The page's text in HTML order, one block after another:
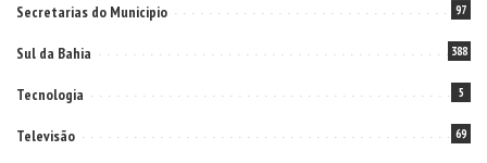
Secretarias do Municipio 97
Sul da Bahia 388
Tecnologia 5
Televisão 69